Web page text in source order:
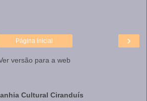
›
Página inicial
versão para a web
Cultural Ciranduís